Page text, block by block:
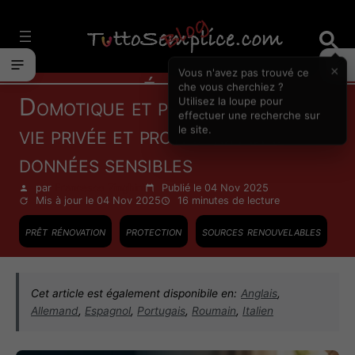
contenuto
Énergie
Domotique et personnes âgées :
vie privée et protection des
données sensibles
par
Publié le 04 Nov 2025
Mis à jour le 04 Nov 2025
16 minutes de lecture
prêt rénovation protection sources renouvelables
Cet article est également disponibile en: Anglais,
Allemand, Espagnol, Portugais, Roumain, Italien
Vous n'avez pas trouvé ce
che vous cherchiez ?
Utilisez la loupe pour
effectuer une recherche sur
le site.
×